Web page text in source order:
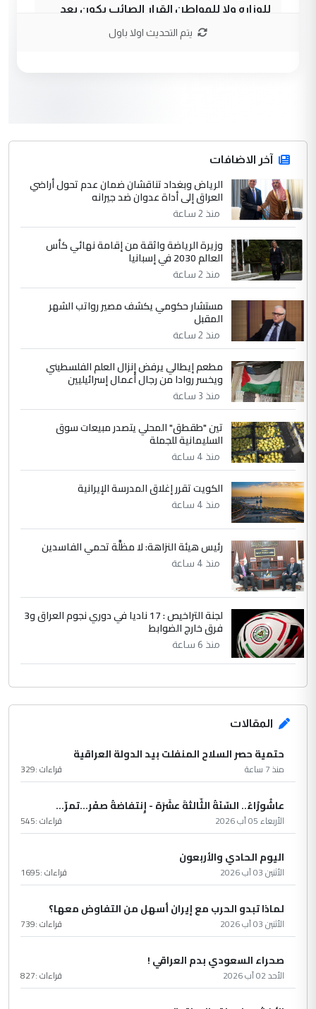
للوزاره ولا للمواطن القرار الصائب يكون بعد
جنسية الرافد الثالث للعراق ومن اصول عريقة
ابا فرات ...
الموضوع :
الجواهري يرد على صدام حسين سل
مضجعيك يابن الزنا (نص كامل)
سردار
التعليق : واحد من عصابة علي ماما يسقط
جنسية الرافد الثالث للعراق ومن اصول عريقة
ابا فرات ...
الموضوع :
الجواهري يرد على صدام حسين سل
مضجعيك يابن الزنا (نص كامل)
5 حيدر عاشور
التعليق : تحياتي لك استاذ حامدتركان. كلام
دقيق ومسؤول؛ فالاستثمار الحقيقي للإنسان
وثروات البلد يعتمد على الكفاءة ...
الموضوع :
بين الإهمال واغتصاب الأرض.. بلاد
الرافدين تعاني الجفاف والتصحر!!
يتم التحديث اولا باول
آخر الاضافات
الرياض وبغداد تناقشان ضمان عدم تحول أراضي
العراق إلى أداة عدوان ضد جيرانه
منذ 2 ساعة
وزيرة الرياضة واثقة من إقامة نهائي كأس
العالم 2030 في إسبانيا
منذ 2 ساعة
مستشار حكومي يكشف مصير رواتب الشهر
المقبل
منذ 2 ساعة
مطعم إيطالي يرفض إنزال العلم الفلسطيني
ويخسر روادا من رجال أعمال إسرائيليين
منذ 3 ساعة
تين "طقطق" المحلي يتصدر مبيعات سوق
السليمانية للجملة
منذ 4 ساعة
الكويت تقرر إغلاق المدرسة الإيرانية
منذ 4 ساعة
رئيس هيئة النزاهة: لا مظلَّة تحمي الفاسدين
منذ 4 ساعة
لجنة التراخيص : 17 ناديا في دوري نجوم العراق و3
فرق خارج الضوابط
منذ 6 ساعة
المقالات
حتمية حصر السلاح المنفلت بيد الدولة العراقية
منذ 7 ساعة قراءات :329
عاشُورْاءُ.. السّنَةُ الثّالثةَ عشَرَة - إِنتفاضةُ صفَر…تمرّ...
الأربعاء 05 آب 2026 قراءات :545
اليوم الحادي والأربعون
الأثنين 03 آب 2026 قراءات :1695
لماذا تبدو الحرب مع إيران أسهل من التفاوض معها؟
الأثنين 03 آب 2026 قراءات :739
صحراء السعودي بدم العراقي !
الأحد 02 آب 2026 قراءات :827